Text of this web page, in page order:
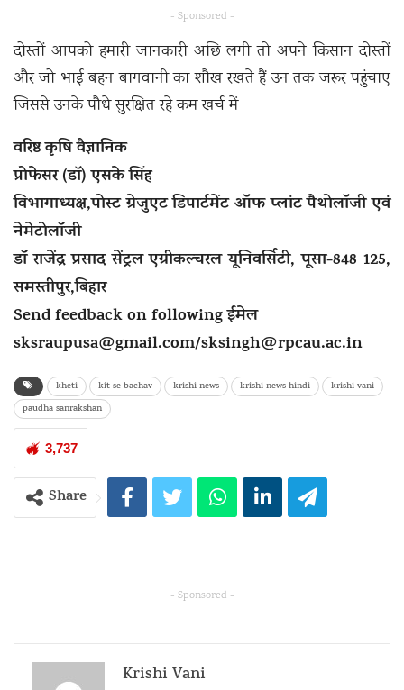
- Sponsored -
दोस्तों आपको हमारी जानकारी अछि लगी तो अपने किसान दोस्तों
और जो भाई बहन बागवानी का शौख रखते हैं उन तक जरूर पहुंचाए
जिससे उनके पौधे सुरक्षित रहे कम खर्च में
वरिष्ठ कृषि वैज्ञानिक
प्रोफेसर (डॉ) एसके सिंह
विभागाध्यक्ष,पोस्ट ग्रेजुएट डिपार्टमेंट ऑफ प्लांट पैथोलॉजी एवं
नेमेटोलॉजी
डॉ राजेंद्र प्रसाद सेंट्रल एग्रीकल्चरल यूनिवर्सिटी, पूसा-848 125,
समस्तीपुर,बिहार
Send feedback on following ईमेल
sksraupusa@gmail.com/sksingh@rpcau.ac.in
kheti kit se bachav krishi news krishi news hindi
krishi vani
paudha sanrakshan
3,737
Share
- Sponsored -
Krishi Vani